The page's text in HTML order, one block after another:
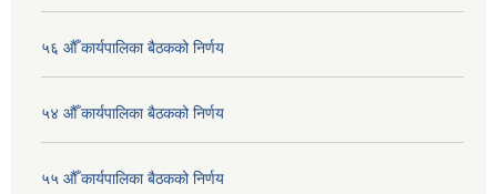
५६ औँ कार्यपालिका बैठकको निर्णय
५४ औँ कार्यपालिका बैठकको निर्णय
५५ औँ कार्यपालिका बैठकको निर्णय